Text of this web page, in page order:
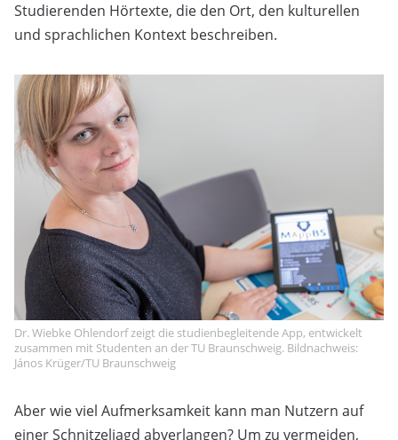
Studierenden Hörtexte, die den Ort, den kulturellen
und sprachlichen Kontext beschreiben.
Dr. Wiebke Ohlendorf zeigt die studienbegleitende App, entwickelt
zusammen mit Studenten an der TU Braunschweig. Bildnachweis:
János Krüger/TU Braunschweig
Aber wie viel Aufmerksamkeit kann man Nutzern auf
einer Schnitzeljagd abverlangen? Um zu vermeiden,